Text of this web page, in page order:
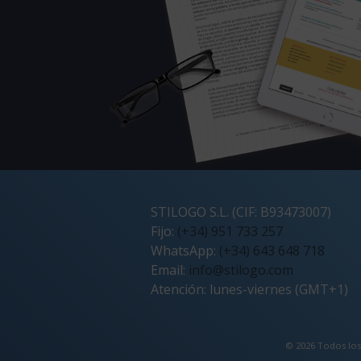
STILOGO S.L. (CIF: B93473007)
Fijo: (+34) 951 733 257
WhatsApp: (+34) 643 648 718
Email: info@stilogo.com
Atención: lunes-viernes (GMT+1)
© 2026 Todos